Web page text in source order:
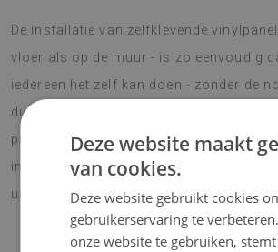
De installatie van zelfklevende
vloer als op de muur - is zo eenvoudig
iedereen het zelf kan doen - zonder de
duur renovatieteam in te schakelen.
praktisch elk oppervlak worden gelegd,
interieurontwerp snel kunt veranderen en
uitstraling kunt geven.
Deze website maakt
van cookies.
Deze website gebruikt cookies
gebruikerservaring te
onze website te gebruiken,